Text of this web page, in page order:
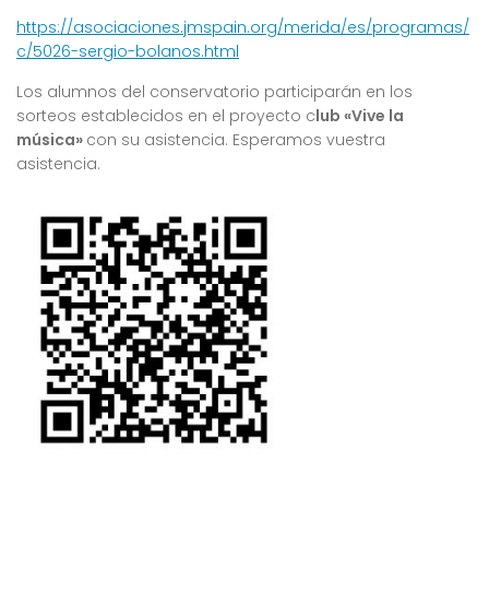
https://asociaciones.jmspain.org/merida/es/programas/
c/5026-sergio-bolanos.html
Los alumnos del conservatorio participarán en los
sorteos establecidos en el proyecto club «Vive la
música» con su asistencia. Esperamos vuestra
asistencia.